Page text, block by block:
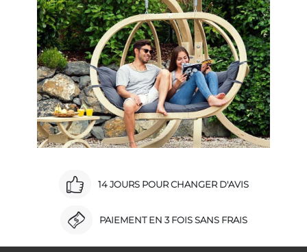
14 JOURS POUR CHANGER D'AVIS
PAIEMENT EN 3 FOIS SANS FRAIS